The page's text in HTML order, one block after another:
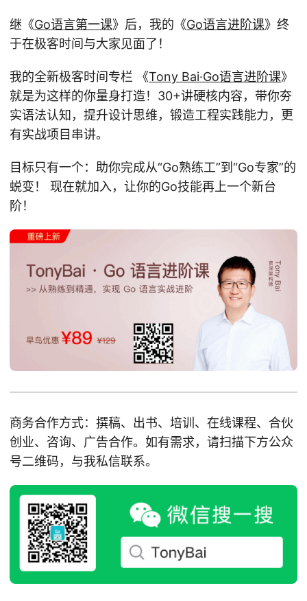
继《Go语言第一课》后，我的《Go语言进阶课》终
于在极客时间与大家见面了！
我的全新极客时间专栏 《Tony Bai·Go语言进阶课》
就是为这样的你量身打造！30+讲硬核内容，带你夯
实语法认知，提升设计思维，锻造工程实践能力，更
有实战项目串讲。
目标只有一个：助你完成从“Go熟练工”到“Go专家”的
蜕变！ 现在就加入，让你的Go技能再上一个新台
阶！
商务合作方式：撰稿、出书、培训、在线课程、合伙
创业、咨询、广告合作。如有需求，请扫描下方公众
号二维码，与我私信联系。